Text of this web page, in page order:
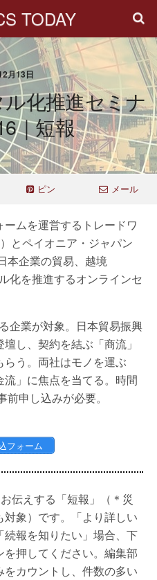
TODAY
月13日
化推進セミナ
｜短報
ピン メール
ムを運営するトレードワ
とペイオニア・ジャパン
本企業の貿易、越境
化を推進するオンラインセ
企業が対象。日本貿易振興
し、契約を結ぶ「商流」
う。両社はモノを運ぶ
流」に焦点を当てる。時間
申し込みが必要。
フォーム
伝えする「短報」（＊災
象）です。「より詳しい
報を知りたい」場合、下
押してください。編集部
カウントし、件数の多い